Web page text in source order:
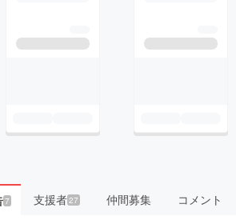
7 支援者 27 仲間募集 コメント